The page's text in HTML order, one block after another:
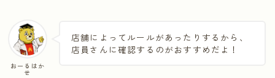
おーるはか
せ
店舗によってルールがあったりするから、
店員さんに確認するのがおすすめだよ！